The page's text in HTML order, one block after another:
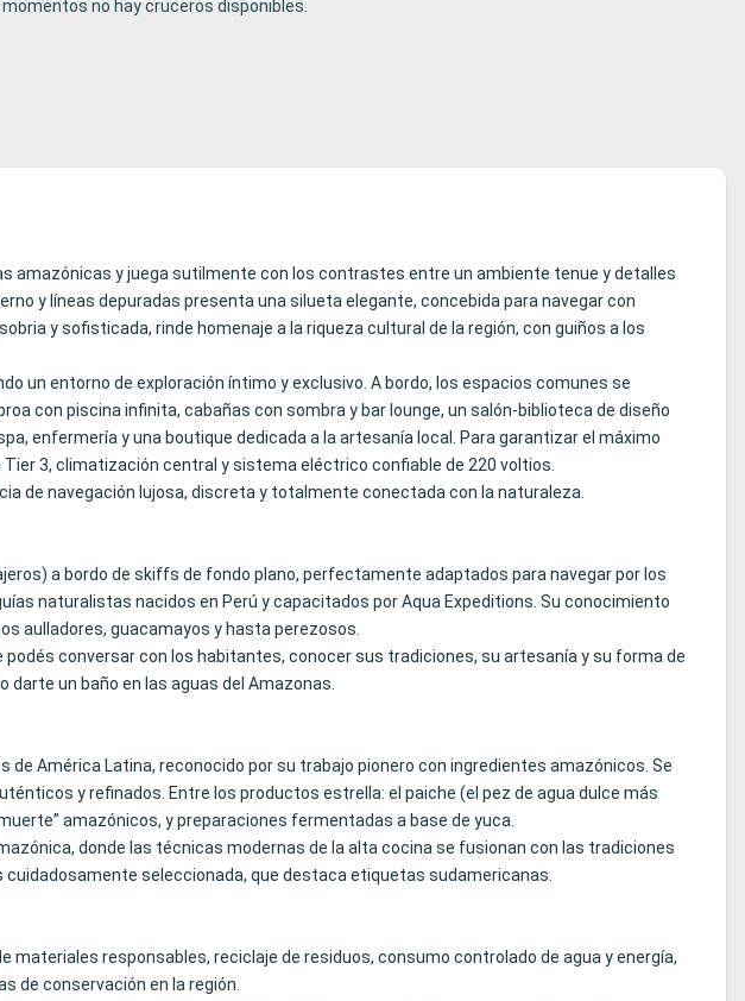
no hay cruceros disponibles.
amazónicas y juega sutilmente con los contrastes entre un ambiente tenue y detalles
y líneas depuradas presenta una silueta elegante, concebida para navegar con
y sofisticada, rinde homenaje a la riqueza cultural de la región, con guiños a los
un entorno de exploración íntimo y exclusivo. A bordo, los espacios comunes se
con piscina infinita, cabañas con sombra y bar lounge, un salón-biblioteca de diseño
enfermería y una boutique dedicada a la artesanía local. Para garantizar el máximo
3, climatización central y sistema eléctrico confiable de 220 voltios.
de navegación lujosa, discreta y totalmente conectada con la naturaleza.
a bordo de skiffs de fondo plano, perfectamente adaptados para navegar por los
naturalistas nacidos en Perú y capacitados por Aqua Expeditions. Su conocimiento
aulladores, guacamayos y hasta perezosos.
conversar con los habitantes, conocer sus tradiciones, su artesanía y su forma de
un baño en las aguas del Amazonas.
de América Latina, reconocido por su trabajo pionero con ingredientes amazónicos. Se
y refinados. Entre los productos estrella: el paiche (el pez de agua dulce más
amazónicos, y preparaciones fermentadas a base de yuca.
donde las técnicas modernas de la alta cocina se fusionan con las tradiciones
seleccionada, que destaca etiquetas sudamericanas.
responsables, reciclaje de residuos, consumo controlado de agua y energía,
de conservación en la región.